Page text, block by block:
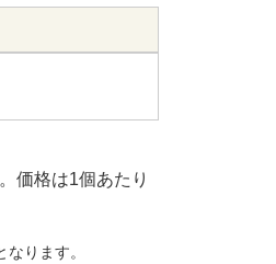
価格は1個あたり
ります。